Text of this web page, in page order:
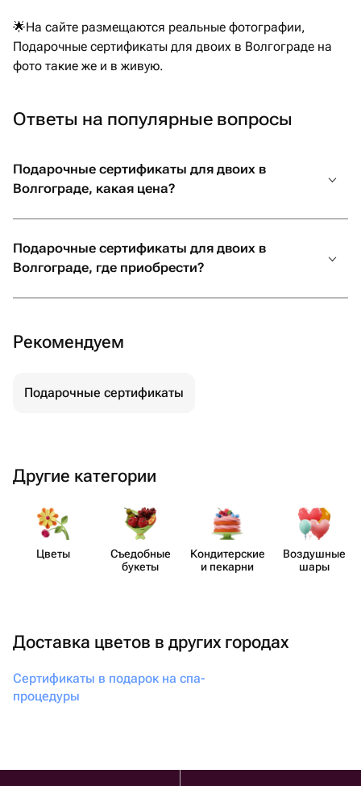
🌟На сайте размещаются реальные фотографии,
Подарочные сертификаты для двоих в Волгограде на
фото такие же и в живую.
Ответы на популярные вопросы
Подарочные сертификаты для двоих в
Волгограде, какая цена?
Подарочные сертификаты для двоих в
Волгограде, где приобрести?
Рекомендуем
Подарочные сертификаты
Другие категории
Цветы
Съедобные
букеты
Кондит​ерские
и пекарни
Воздушные
шары
Доставка цветов в других городах
Сертификаты в подарок на спа-
процедуры